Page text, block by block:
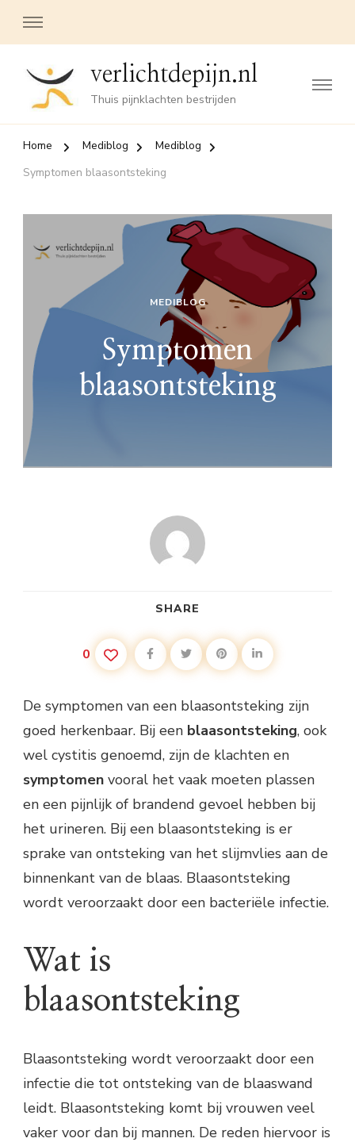
verlichtdepijn.nl
Thuis pijnklachten bestrijden
Home Mediblog
Mediblog
Symptomen blaasontsteking
MEDIBLOG
Symptomen
blaasontsteking
SHARE
0
De symptomen van een blaasontsteking zijn
goed herkenbaar. Bij een blaasontsteking, ook
wel cystitis genoemd, zijn de klachten en
symptomen vooral het vaak moeten plassen
en een pijnlijk of brandend gevoel hebben bij
het urineren. Bij een blaasontsteking is er
sprake van ontsteking van het slijmvlies aan de
binnenkant van de blaas. Blaasontsteking
wordt veroorzaakt door een bacteriële infectie.
Wat is
blaasontsteking
Blaasontsteking wordt veroorzaakt door een
infectie die tot ontsteking van de blaaswand
leidt. Blaasontsteking komt bij vrouwen veel
vaker voor dan bij mannen. De reden hiervoor is